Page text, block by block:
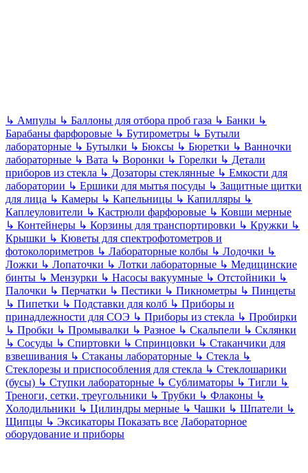
↳ Ампулы ↳ Баллоны для отбора проб газа ↳ Банки ↳
Барабаны фарфоровые ↳ Бутирометры ↳ Бутыли
лабораторные ↳ Бутылки ↳ Бюксы ↳ Бюретки ↳ Ванночки
лабораторные ↳ Вата ↳ Воронки ↳ Горелки ↳ Детали
приборов из стекла ↳ Дозаторы стеклянные ↳ Емкости для
лаборатории ↳ Ершики для мытья посуды ↳ Защитные щитки
для лица ↳ Камеры ↳ Капельницы ↳ Капилляры ↳
Каплеуловители ↳ Кастрюли фарфоровые ↳ Ковши мерные
↳ Контейнеры ↳ Корзины для транспортировки ↳ Кружки ↳
Крышки ↳ Кюветы для спектрофотометров и
фотоколориметров ↳ Лабораторные колбы ↳ Лодочки ↳
Ложки ↳ Лопаточки ↳ Лотки лабораторные ↳ Медицинские
бинты ↳ Мензурки ↳ Насосы вакуумные ↳ Отстойники ↳
Палочки ↳ Перчатки ↳ Пестики ↳ Пикнометры ↳ Пинцеты
↳ Пипетки ↳ Подставки для колб ↳ Приборы и
принадлежности для СОЭ ↳ Приборы из стекла ↳ Пробирки
↳ Пробки ↳ Промывалки ↳ Разное ↳ Скальпели ↳ Склянки
↳ Сосуды ↳ Спиртовки ↳ Спринцовки ↳ Стаканчики для
взвешивания ↳ Стаканы лабораторные ↳ Стекла ↳
Стеклорезы и приспособления для стекла ↳ Стеклошарики
(бусы) ↳ Ступки лабораторные ↳ Сублиматоры ↳ Тигли ↳
Треноги, сетки, треугольники ↳ Трубки ↳ Флаконы ↳
Холодильники ↳ Цилиндры мерные ↳ Чашки ↳ Шпатели ↳
Щипцы ↳ Эксикаторы Показать все Лабораторное
оборудование и приборы